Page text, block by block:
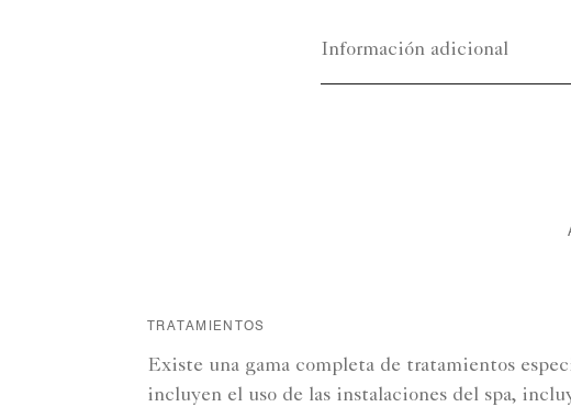
Información adicional
TRATAMIENTOS
Existe una gama completa de tratamientos
incluyen el uso de las instalaciones del spa,